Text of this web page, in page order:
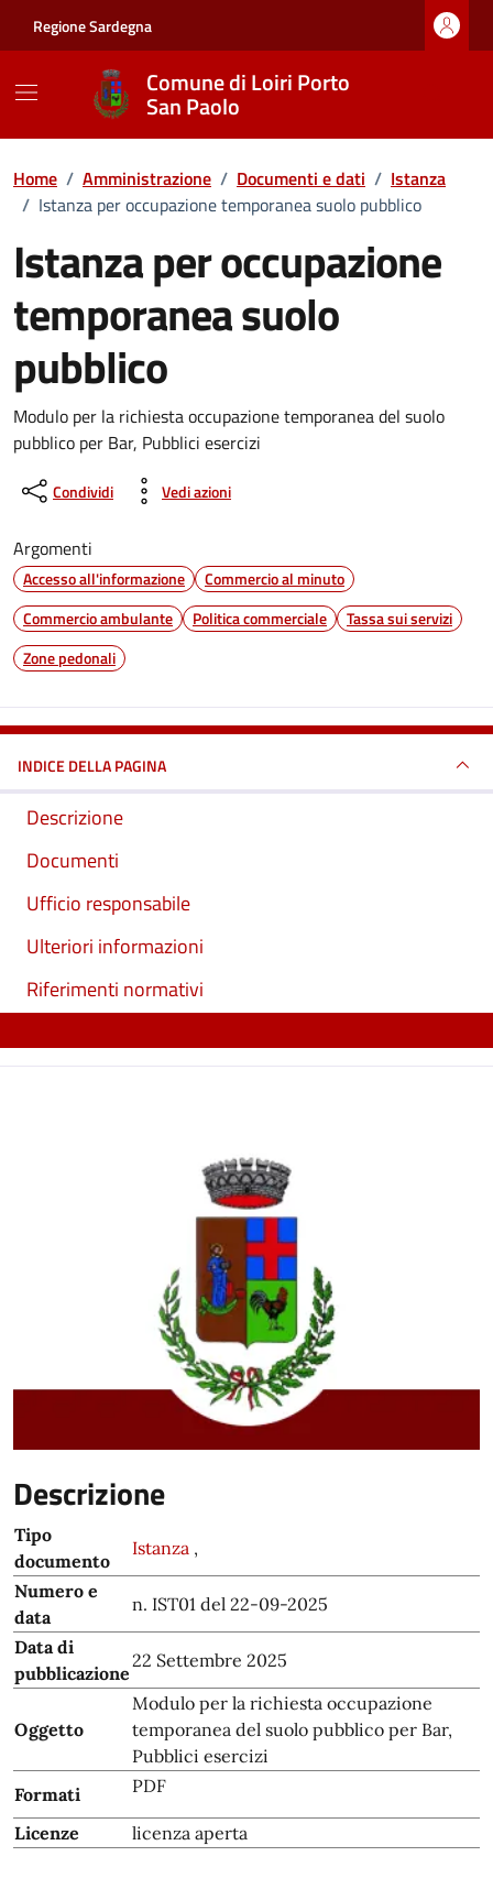
Regione Sardegna
Comune di Loiri Porto
San Paolo
Home / Amministrazione / Documenti e dati / Istanza
/ Istanza per occupazione temporanea suolo pubblico
Istanza per occupazione
temporanea suolo
pubblico
Dettagli del documento
Modulo per la richiesta occupazione temporanea del suolo
pubblico per Bar, Pubblici esercizi
Condividi Vedi azioni
Argomenti
Accesso all'informazione
Commercio al minuto
Commercio ambulante
Politica commerciale
Tassa sui servizi
Zone pedonali
INDICE DELLA PAGINA
Descrizione
Documenti
Ufficio responsabile
Ulteriori informazioni
Riferimenti normativi
Descrizione
Tipo
documento
Istanza ,
Numero e
data
n. IST01 del 22-09-2025
Data di
pubblicazione
22 Settembre 2025
Oggetto
Modulo per la richiesta occupazione
temporanea del suolo pubblico per Bar,
Pubblici esercizi
Formati
PDF
Licenze licenza aperta